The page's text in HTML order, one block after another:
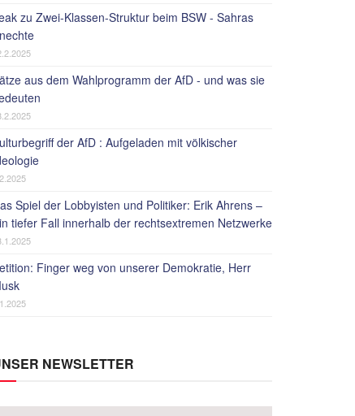
zu Zwei-Klassen-Struktur beim BSW - Sahras
aus dem Wahlprogramm der AfD - und was sie
der AfD : Aufgeladen mit völkischer
Spiel der Lobbyisten und Politiker: Erik Ahrens –
tiefer Fall innerhalb der rechtsextremen Netzwerke
Finger weg von unserer Demokratie, Herr
NEWSLETTER